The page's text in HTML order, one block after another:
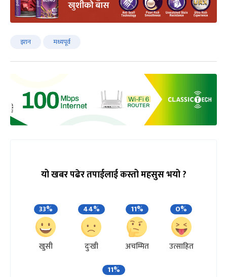
इरान मध्यपूर्व
यो खबर पढेर तपाईलाई कस्तो महसुस भयो ?
33%
खुसी
44%
दुःखी
11%
अचम्मित
0%
उत्साहित
11%